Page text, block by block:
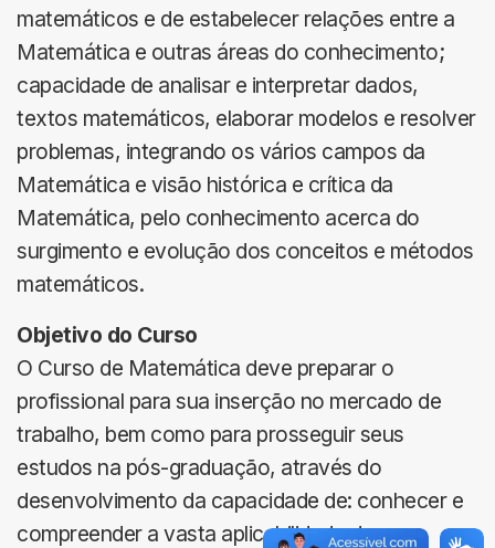
matemáticos e de estabelecer relações entre a
Matemática e outras áreas do conhecimento;
capacidade de analisar e interpretar dados,
textos matemáticos, elaborar modelos e resolver
problemas, integrando os vários campos da
Matemática e visão histórica e crítica da
Matemática, pelo conhecimento acerca do
surgimento e evolução dos conceitos e métodos
matemáticos.
Objetivo do Curso
O Curso de Matemática deve preparar o
profissional para sua inserção no mercado de
trabalho, bem como para prosseguir seus
estudos na pós-graduação, através do
desenvolvimento da capacidade de: conhecer e
compreender a vasta aplicabilidade da